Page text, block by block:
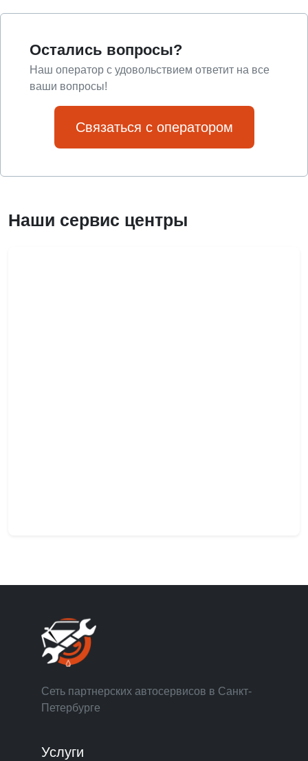
Остались вопросы?
Наш оператор с удовольствием ответит на все
ваши вопросы!
Связаться с оператором
Наши сервис центры
Сеть партнерских автосервисов в Санкт-
Петербурге
Услуги